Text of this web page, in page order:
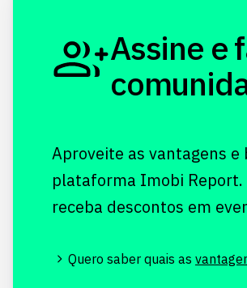
Assine e
Aproveite as vantagens
plataforma Imobi Report.
receba descontos em
Quero saber quais as